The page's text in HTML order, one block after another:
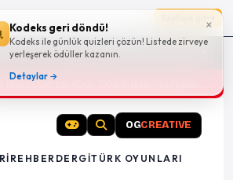
×
Kodeks geri döndü!
Kodeks ile günlük quizleri çözün! Listede zirveye
yerleşerek ödüller kazanın.
Detaylar →
Türk oyunları (PC ve konsollar) -
OGCREATIVE
REHBER DERGITÜRK OYUNLARI